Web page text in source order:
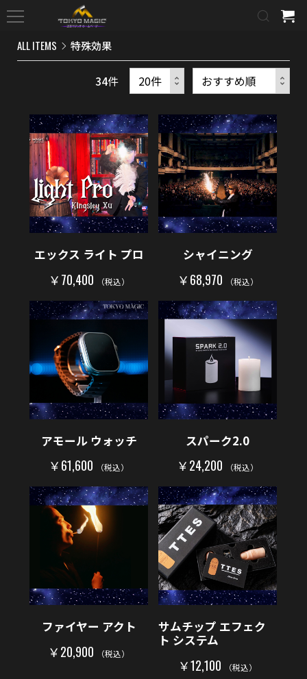
ALL ITEMS 特殊効果
34件
エックス ライト プロ
￥70,400 （税込）
シャイニング
￥68,970 （税込）
アモール ウォッチ
￥61,600 （税込）
スパーク2.0
￥24,200 （税込）
ファイヤー アクト
￥20,900 （税込）
サムチップ エフェク
ト システム
￥12,100 （税込）